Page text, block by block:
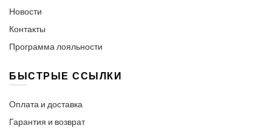
Новости
Контакты
Программа лояльности
БЫСТРЫЕ ССЫЛКИ
Оплата и доставка
Гарантия и возврат